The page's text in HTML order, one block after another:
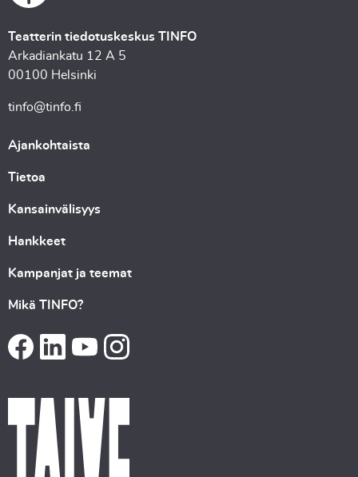
Teatterin tiedotuskeskus TINFO
Arkadiankatu 12 A 5
00100 Helsinki
tinfo@tinfo.fi
Ajankohtaista
Tietoa
Kansainvälisyys
Hankkeet
Kampanjat ja teemat
Mikä TINFO?